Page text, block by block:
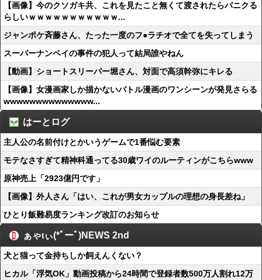
【画像】今のクソガキ共、これを見たこと無くて渡されたらパニクる
らしいｗｗｗｗｗｗｗｗｗｗｗ...
ジャンポケ斉藤さん、たった一度のフ●ラチオで全てを失ってしまう
スーパーナンペイの事件の犯人って結局誰やねん
【動画】ショートスリーパー堀さん、対面で高須幹弥にキレる
【画像】女漫画家しか描かないバトル漫画のワンシーンが発見さらる
wwwwwwwwwwwwww...
はーとログ
主人公の名前付けとかいうゲームで1番悩む要素
モテなさすぎて精神科通ってる30歳ワイのルーティンがこちらwww
原神売上「2923億円です」
【画像】外人さん「はい、これが男女カップルの理想の身長差ね」
ひとり飯難易度ランキング改訂のお知らせ
ぁゃιぃ(*ﾟーﾟ)NEWS 2nd
犬と猫って金持ちしか飼えんくない？
ヒカル「浮気OK」動画投稿から24時間で登録者数500万人割れ12万